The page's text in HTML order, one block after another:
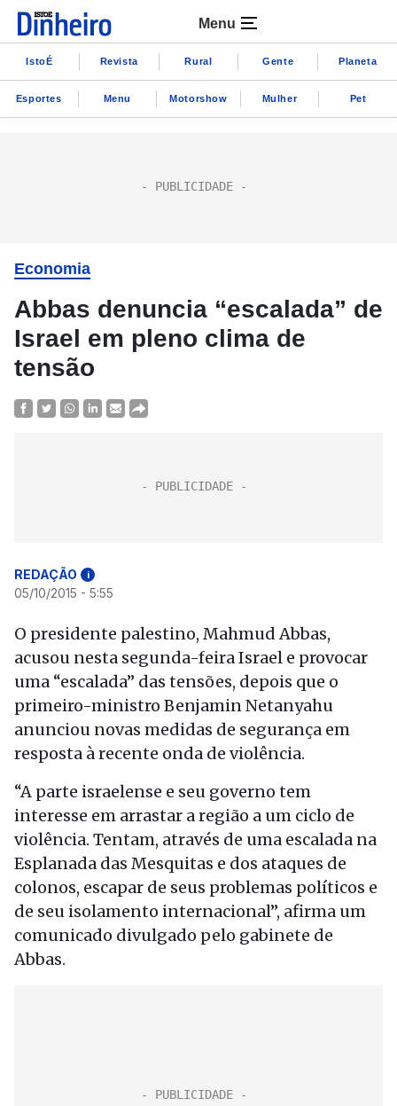
Menu
IstoÉ Revista Rural Gente Planeta
Esportes Menu Motorshow Mulher Pet
Economia
Abbas denuncia “escalada” de
Israel em pleno clima de
tensão
REDAÇÃO i
05/10/2015 - 5:55
O presidente palestino, Mahmud Abbas,
acusou nesta segunda-feira Israel e provocar
uma “escalada” das tensões, depois que o
primeiro-ministro Benjamin Netanyahu
anunciou novas medidas de segurança em
resposta à recente onda de violência.
“A parte israelense e seu governo tem
interesse em arrastar a região a um ciclo de
violência. Tentam, através de uma escalada na
Esplanada das Mesquitas e dos ataques de
colonos, escapar de seus problemas políticos e
de seu isolamento internacional”, afirma um
comunicado divulgado pelo gabinete de
Abbas.